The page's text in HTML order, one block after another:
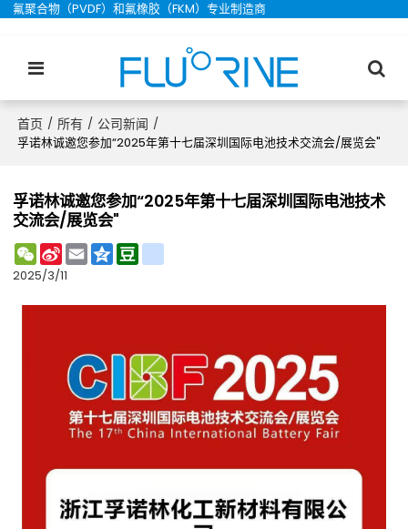
氟聚合物（PVDF）和氟橡胶（FKM）专业制造商
首页 / 所有 / 公司新闻 /
孚诺林诚邀您参加“2025年第十七届深圳国际电池技术交流会/展览会"
孚诺林诚邀您参加“2025年第十七届深圳国际电池技术
交流会/展览会"
WeChat
Sina
Weibo
EmailQzone
2025/3/11